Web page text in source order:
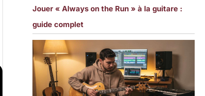
Jouer « Always on the Run » à la guitare :
guide complet